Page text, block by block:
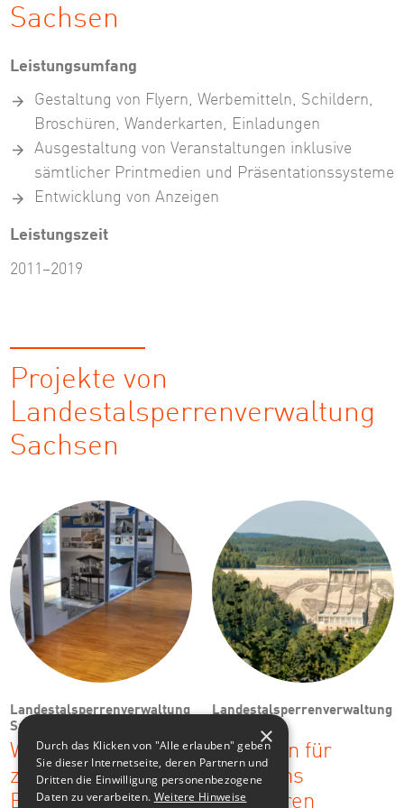
Sachsen
Leistungsumfang
Gestaltung von Flyern, Werbemitteln, Schildern,
Broschüren, Wanderkarten, Einladungen
Ausgestaltung von Veranstaltungen inklusive
sämtlicher Printmedien und Präsentationssysteme
Entwicklung von Anzeigen
Leistungszeit
2011–2019
Projekte von
Landestalsperrenverwaltung
Sachsen
Landestalsperrenverwaltung
Sachsen
Wanderausstellung
zur Talsperre
Bautzen
Landestalsperrenverwaltung
Evolution für
Sachsens
Talsperren
×
Durch das Klicken von "Alle erlauben" geben
Sie dieser Internetseite, deren Partnern und
Dritten die Einwilligung personenbezogene
Daten zu verarbeiten. Weitere Hinweise